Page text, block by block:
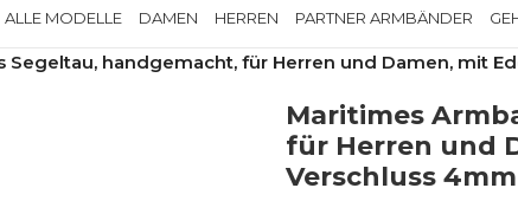
ALLE MODELLE DAMEN HERREN PARTNER ARMBÄNDER
handgemacht, für Herren und Damen, mit
Maritimes
für Herren und
Verschluss 4mm